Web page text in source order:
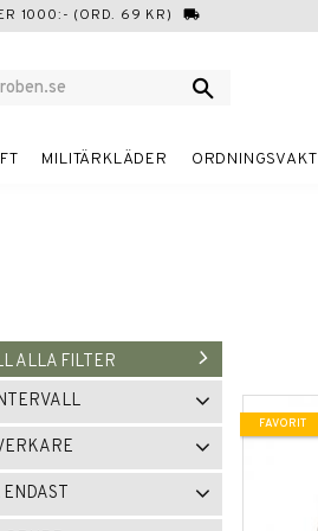
1000:- (ORD. 69 KR) local_shipping
MILITÄRKLÄDER ORDNINGSVAKT
ALLA FILTER
179 FAVORIT